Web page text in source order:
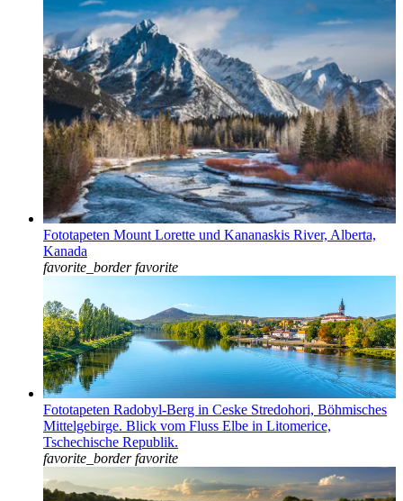
Fototapeten Mount Lorette und Kananaskis River, Alberta,
Kanada
favorite_border favorite
Fototapeten Radobyl-Berg in Ceske Stredohori, Böhmisches
Mittelgebirge. Blick vom Fluss Elbe in Litomerice,
Tschechische Republik.
favorite_border favorite